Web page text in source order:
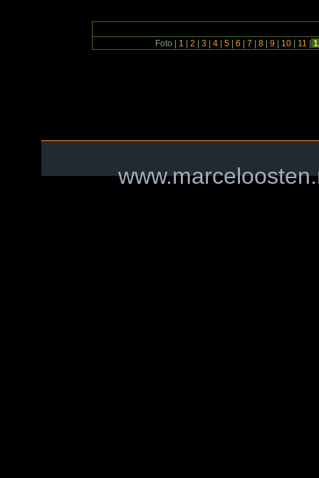
Foto | 1 | 2 | 3 | 4 | 5 | 6 | 7 | 8 | 9 | 10 | 11 |